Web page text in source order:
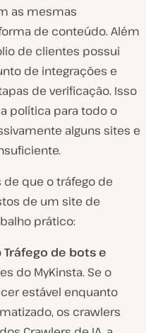
as mesmas
de conteúdo. Além
de clientes possui
de integrações e
de verificação. Isso
política para todo o
alguns sites e
que o tráfego de
de um site de
prático:
Tráfego de bots e
do MyKinsta. Se o
estável enquanto
os crawlers